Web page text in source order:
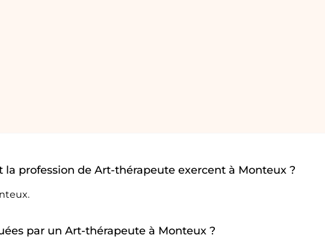
profession de Art-thérapeute exercent à Monteux ?
par un Art-thérapeute à Monteux ?